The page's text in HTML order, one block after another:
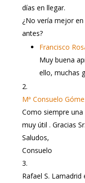
días en llegar.
¿No vería mejor
antes?
Francisco
Muy buena
ello, muchas
Mª Consuelo
Como siempre
muy útil . Gracias
Saludos,
Consuelo
Rafael S. Lamadrid